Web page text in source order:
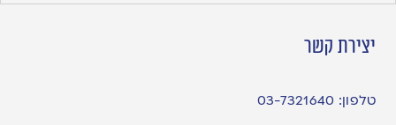
יצירת קשר
טלפון: 03-7321640